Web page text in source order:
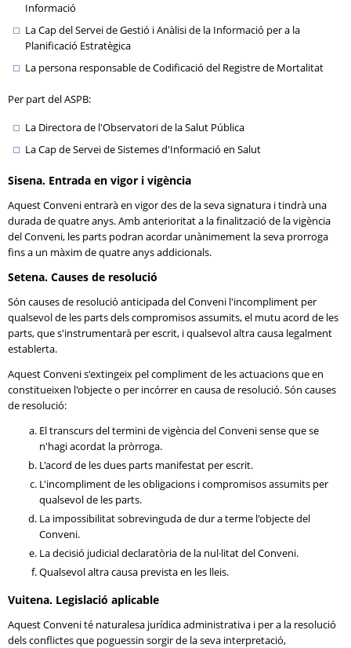
Informació
La Cap del Servei de Gestió i Anàlisi de la Informació per a la
Planificació Estratègica
La persona responsable de Codificació del Registre de Mortalitat
Per part del ASPB:
La Directora de l'Observatori de la Salut Pública
La Cap de Servei de Sistemes d'Informació en Salut
Sisena. Entrada en vigor i vigència
Aquest Conveni entrarà en vigor des de la seva signatura i tindrà una
durada de quatre anys. Amb anterioritat a la finalització de la vigència
del Conveni, les parts podran acordar unànimement la seva prorroga
fins a un màxim de quatre anys addicionals.
Setena. Causes de resolució
Són causes de resolució anticipada del Conveni l'incompliment per
qualsevol de les parts dels compromisos assumits, el mutu acord de les
parts, que s'instrumentarà per escrit, i qualsevol altra causa legalment
establerta.
Aquest Conveni s'extingeix pel compliment de les actuacions que en
constitueixen l'objecte o per incórrer en causa de resolució. Són causes
de resolució:
El transcurs del termini de vigència del Conveni sense que se
n'hagi acordat la pròrroga.
L'acord de les dues parts manifestat per escrit.
L'incompliment de les obligacions i compromisos assumits per
qualsevol de les parts.
La impossibilitat sobrevinguda de dur a terme l'objecte del
Conveni.
La decisió judicial declaratòria de la nul·litat del Conveni.
Qualsevol altra causa prevista en les lleis.
Vuitena. Legislació aplicable
Aquest Conveni té naturalesa jurídica administrativa i per a la resolució
dels conflictes que poguessin sorgir de la seva interpretació,